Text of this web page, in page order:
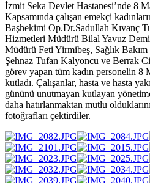
İzmit Seka Devlet Hastanesi’nde 8
Kapsamında çalışan emekçi
Başhekimi Op.Dr.Sadullah Kıvanç
Hizmetleri Müdürü Bilal Yavuz
Müdürü Feti Yirmibeş, Sağlık Bakım
Şehnaz Tufan Kalyoncu ve Berrak
görev yapan tüm kadın personelin 8
kutladı. Çalışanlar, hasta ve hasta
gününü unutmayan kutlayan
daha hatırlanmaktan mutlu
fotoğrafları çektirdiler.